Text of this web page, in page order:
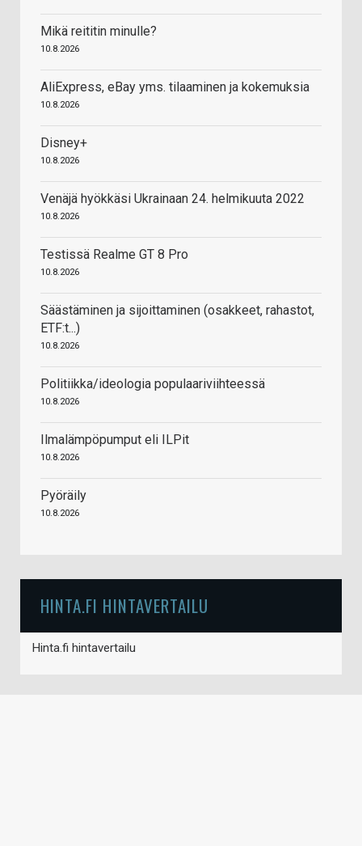
Mikä reititin minulle?
10.8.2026
AliExpress, eBay yms. tilaaminen ja kokemuksia
10.8.2026
Disney+
10.8.2026
Venäjä hyökkäsi Ukrainaan 24. helmikuuta 2022
10.8.2026
Testissä Realme GT 8 Pro
10.8.2026
Säästäminen ja sijoittaminen (osakkeet, rahastot,
ETF:t...)
10.8.2026
Politiikka/ideologia populaariviihteessä
10.8.2026
Ilmalämpöpumput eli ILPit
10.8.2026
Pyöräily
10.8.2026
HINTA.FI HINTAVERTAILU
Hinta.fi hintavertailu